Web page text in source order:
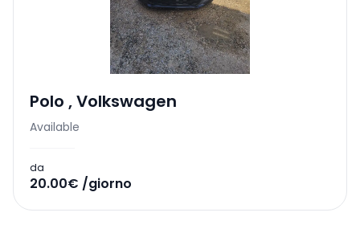
Polo ,Volkswagen
Available
da
20.00€ /giorno